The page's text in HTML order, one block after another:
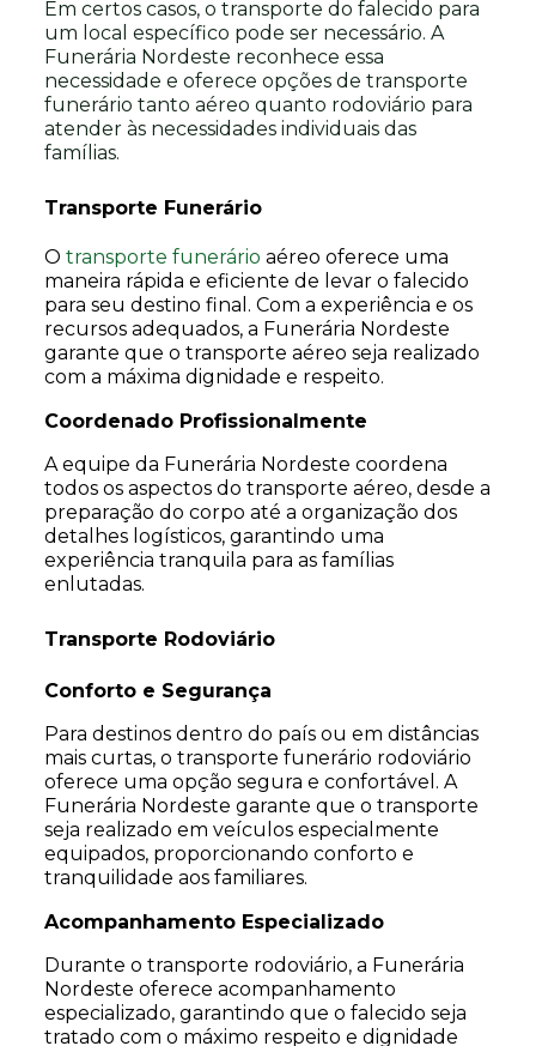
Em certos casos, o transporte do falecido para
um local específico pode ser necessário. A
Funerária Nordeste reconhece essa
necessidade e oferece opções de transporte
funerário tanto aéreo quanto rodoviário para
atender às necessidades individuais das
famílias.
Transporte Funerário
O transporte funerário aéreo oferece uma
maneira rápida e eficiente de levar o falecido
para seu destino final. Com a experiência e os
recursos adequados, a Funerária Nordeste
garante que o transporte aéreo seja realizado
com a máxima dignidade e respeito.
Coordenado Profissionalmente
A equipe da Funerária Nordeste coordena
todos os aspectos do transporte aéreo, desde a
preparação do corpo até a organização dos
detalhes logísticos, garantindo uma
experiência tranquila para as famílias
enlutadas.
Transporte Rodoviário
Conforto e Segurança
Para destinos dentro do país ou em distâncias
mais curtas, o transporte funerário rodoviário
oferece uma opção segura e confortável. A
Funerária Nordeste garante que o transporte
seja realizado em veículos especialmente
equipados, proporcionando conforto e
tranquilidade aos familiares.
Acompanhamento Especializado
Durante o transporte rodoviário, a Funerária
Nordeste oferece acompanhamento
especializado, garantindo que o falecido seja
tratado com o máximo respeito e dignidade